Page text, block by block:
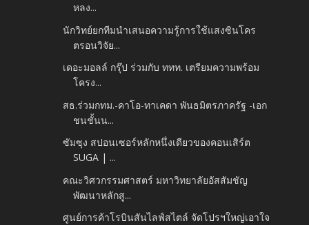
หลง...
นักวิทย์ยกทีมนำเสนอความรู้การใช้แสงซินโคร
ตรอนวิจัย...
เดอะมอลล์ กรุ๊ป ร่วมกับ ททท. เตรียมความพร้อม
โครง...
สธ.ร่วมกทม.-คาโอ-ทาเคดา พันธมิตรภาครัฐ -เอก
ชนชั้นน...
ซัมซุง สปอนเซอร์หลักหนึ่งเดียวของคอนเสิร์ต
SUGA | ...
คณะวิศวกรรมศาสตร์ มหาวิทยาลัยอัสสัมชัญ
พัฒนาหลักสู...
ศูนย์การค้าโรบินสันไลฟ์สไตล์ จัดโปรฯใหญ่เอาใจ